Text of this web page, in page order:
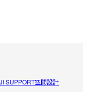
SUPPORT空間設計